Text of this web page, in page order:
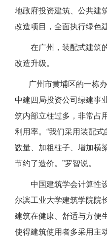
地政府投资建筑、公共建
改造项目，全面执行绿色
在广州，装配式建筑的
改造升级。
广州市黄埔区的一栋办
中建四局投资公司绿建事
筑内部立柱过多，非常占
利用率。“我们采用装配
数量、加粗柱子、增加横
节约了造价。”罗智说。
中国建筑学会计算性设
尔滨工业大学建筑学院院
建筑在健康、舒适与方便
使得建筑使用者多采用主